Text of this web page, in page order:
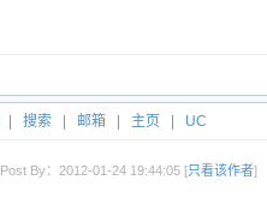
搜索 邮箱 主页 UC
Post By：2012-01-24 19:44:05 [只看该作者]